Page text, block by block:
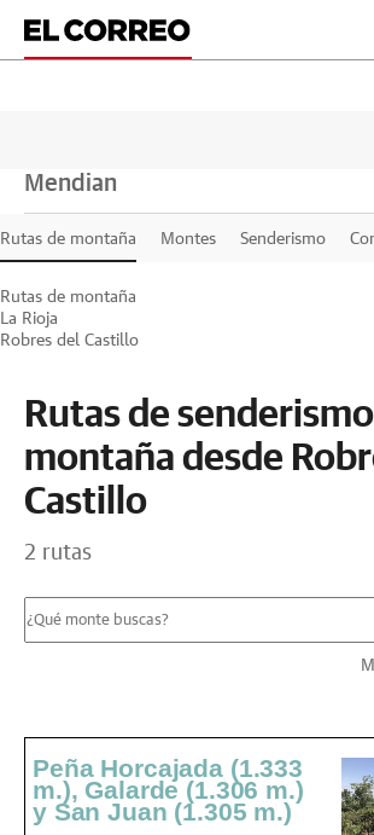
Mendian
Rutas de montaña Montes Senderismo
Rutas de montaña
La Rioja
Robres del Castillo
Rutas de
montaña desde
Castillo
2 rutas
Peña Horcajada (1.333
m.), Galarde (1.306 m.)
y San Juan (1.305 m.)